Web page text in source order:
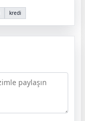
kredi